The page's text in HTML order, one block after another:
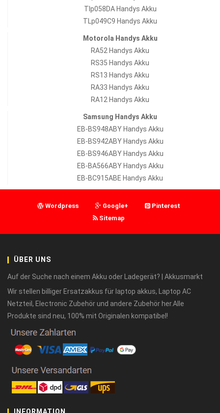
Tlp058DA Handys Akku
TLp049C9 Handys Akku
Motorola Handys Akku
RA52 Handys Akku
RS35 Handys Akku
RS13 Handys Akku
RA33 Handys Akku
RA12 Handys Akku
Samsung Handys Akku
EB-BS948ABY Handys Akku
EB-BS942ABY Handys Akku
EB-BS946ABY Handys Akku
EB-BA566ABY Handys Akku
EB-BC915ABE Handys Akku
Wordpress Google+
Pinterest
Sitemap
ÜBER UNS
Auf der Suche nach einem Akku oder Ladegerät? | Akkusmarkt
Wir stellen billiger Ersatzakkus für laptop akkus, Laptop AC
Netzteil, Electronic Zubehör und andere Zubehör her.Alle
Produkte sind neu, 100% mit Originalen kompatibel!